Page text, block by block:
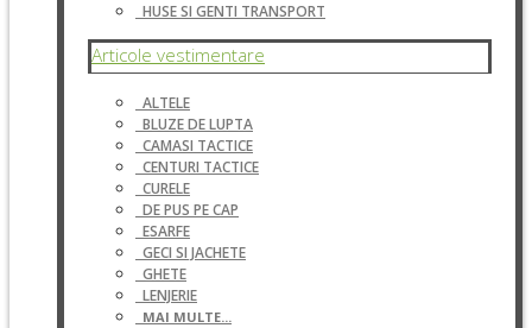
HUSE SI GENTI TRANSPORT
Articole vestimentare
ALTELE
BLUZE DE LUPTA
CAMASI TACTICE
CENTURI TACTICE
CURELE
DE PUS PE CAP
ESARFE
GECI SI JACHETE
GHETE
LENJERIE
MAI MULTE...